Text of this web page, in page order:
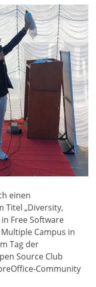
einen
Titel „Diversity,
Free Software
Campus in
Tag der
Source Club
Community